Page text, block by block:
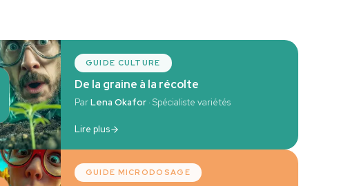
GUIDE CULTURE
De la graine à la récolte
ParLena Okafor· Spécialiste variétés
Lire plus
GUIDE MICRODOSAGE